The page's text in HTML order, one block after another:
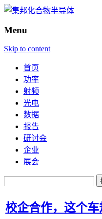
Menu
Skip to content
首页
功率
射频
光电
数据
报告
研讨会
企业
展会
校企合作，这个